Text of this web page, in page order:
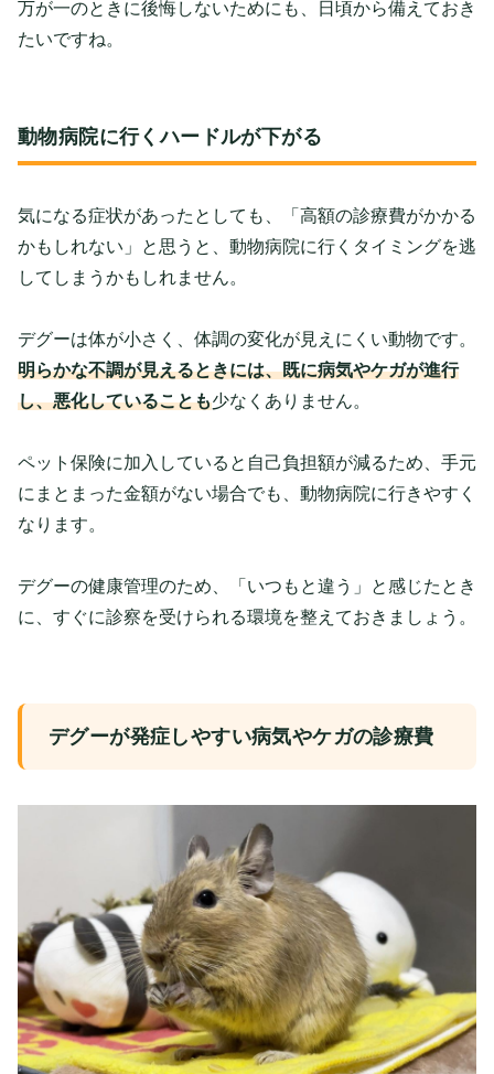
万が一のときに後悔しないためにも、日頃から備えておき
たいですね。
動物病院に行くハードルが下がる
気になる症状があったとしても、「高額の診療費がかかる
かもしれない」と思うと、動物病院に行くタイミングを逃
してしまうかもしれません。
デグーは体が小さく、体調の変化が見えにくい動物です。
明らかな不調が見えるときには、既に病気やケガが進行
し、悪化していることも少なくありません。
ペット保険に加入していると自己負担額が減るため、手元
にまとまった金額がない場合でも、動物病院に行きやすく
なります。
デグーの健康管理のため、「いつもと違う」と感じたとき
に、すぐに診察を受けられる環境を整えておきましょう。
デグーが発症しやすい病気やケガの診療費